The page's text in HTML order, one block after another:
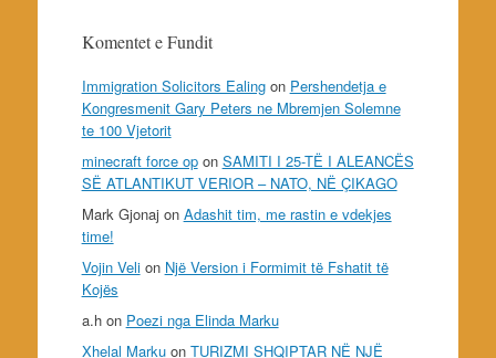
Komentet e Fundit
Immigration Solicitors Ealingon Pershendetja e
Kongresmenit Gary Peters ne Mbremjen Solemne
te 100 Vjetorit
minecraft force opon SAMITI I 25-TË I ALEANCËS
SË ATLANTIKUT VERIOR – NATO, NË ÇIKAGO
Mark Gjonaj on Adashit tim, me rastin e vdekjes
time!
Vojin Velion Një Version i Formimit të Fshatit të
Kojës
a.hon Poezi nga Elinda Marku
Xhelal Markuon TURIZMI SHQIPTAR NË NJË